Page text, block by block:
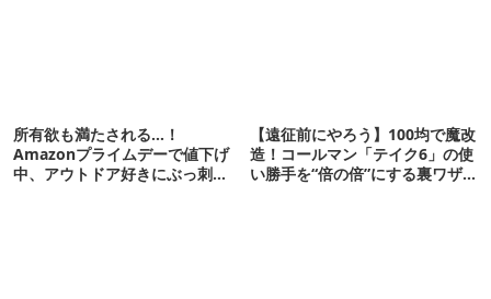
所有欲も満たされる…！
Amazonプライムデーで値下げ
中、アウトドア好きにぶっ刺さ
【遠征前にやろう】100均で魔改
造！コールマン「テイク6」の使
い勝手を“倍の倍”にする裏ワザ6